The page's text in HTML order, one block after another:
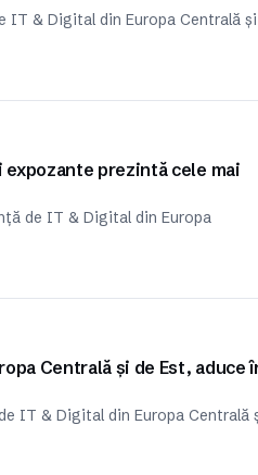
IT & Digital din Europa Centrală și
expozante prezintă cele mai
de IT & Digital din Europa
Centrală și de Est, aduce
IT & Digital din Europa Centrală